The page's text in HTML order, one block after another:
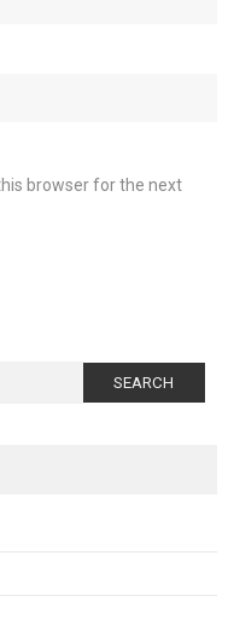
browser for the next